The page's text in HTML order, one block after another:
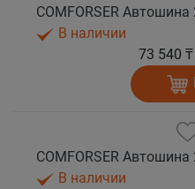
В наличии
73 540 ₸
В наличии